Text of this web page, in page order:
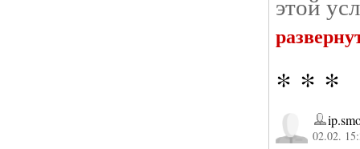
* * *
02.02.